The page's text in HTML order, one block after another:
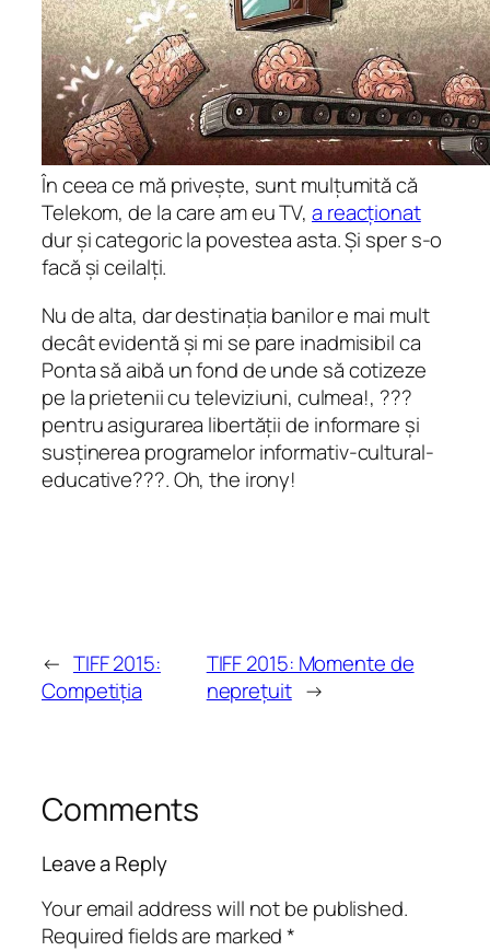
În ceea ce mă privește, sunt mulțumită că
Telekom, de la care am eu TV, a reacționat
dur și categoric la povestea asta. Și sper s-o
facă și ceilalți.
Nu de alta, dar destinația banilor e mai mult
decât evidentă și mi se pare inadmisibil ca
Ponta să aibă un fond de unde să cotizeze
pe la prietenii cu televiziuni, culmea!, ???
pentru asigurarea libertății de informare și
susținerea programelor informativ-cultural-
educative???. Oh, the irony!
← TIFF 2015:
Competiția
TIFF 2015: Momente de
neprețuit →
Comments
Leave a Reply
Your email address will not be published.
Required fields are marked*